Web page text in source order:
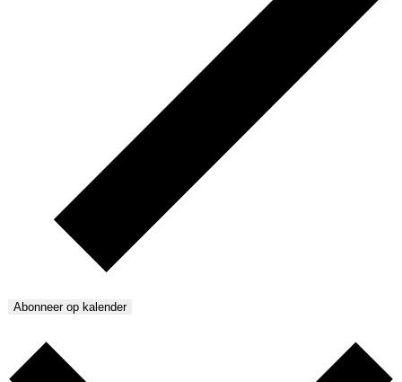
Abonneer op kalender